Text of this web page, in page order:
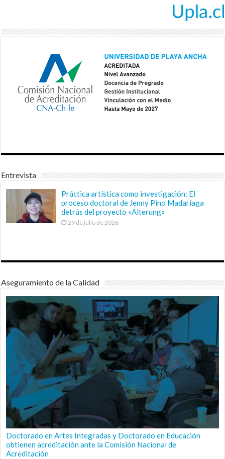
Entrevista
Práctica artística como investigación: El
proceso doctoral de Jenny Pino Madariaga
detrás del proyecto «Alterung»
29 de julio de 2026
Aseguramiento de la Calidad
Doctorado en Artes Integradas y Doctorado en Educación
obtienen acreditación ante la Comisión Nacional de
Acreditación